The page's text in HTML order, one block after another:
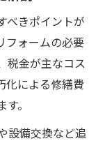
べきポイントが
フォームの必要
税金が主なコス
化による修繕費
。
設備交換など追